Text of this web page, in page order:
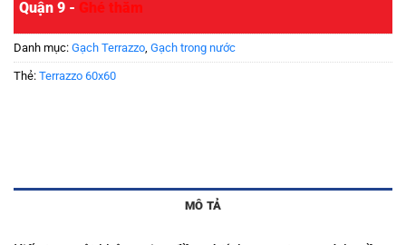
Quận 9 - Ghé thăm
Danh mục: Gạch Terrazzo Gạch trong nước
Thẻ: Terrazzo 60x60
MÔ TẢ